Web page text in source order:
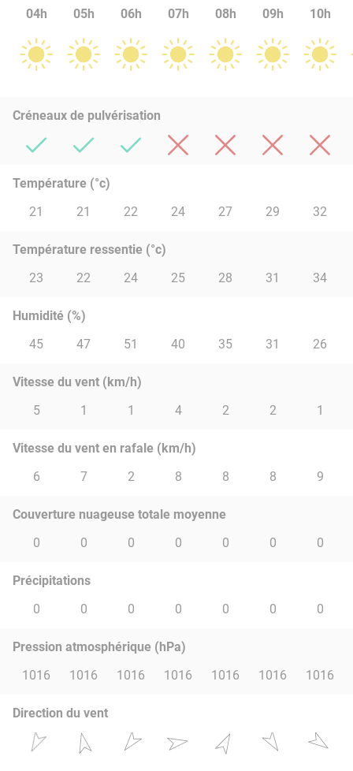
04h 05h 06h 07h 08h 09h 10h
Créneaux de pulvérisation
Température (°c)
21
21 22 24 27 29 32
Température ressentie (°c)
23
22 24 25 28 31 34
Humidité (%)
45
47 51 40 35 31 26
Vitesse du vent (km/h)
5
1 1 4 2 2 1
Vitesse du vent en rafale (km/h)
6
7 2 8 8 8 9
Couverture nuageuse totale moyenne
0
0 0 0 0 0 0
Précipitations
0
0 0 0 0 0 0
Pression atmosphérique (hPa)
1016
1016 1016 1016 1016 1016 1016
Direction du vent